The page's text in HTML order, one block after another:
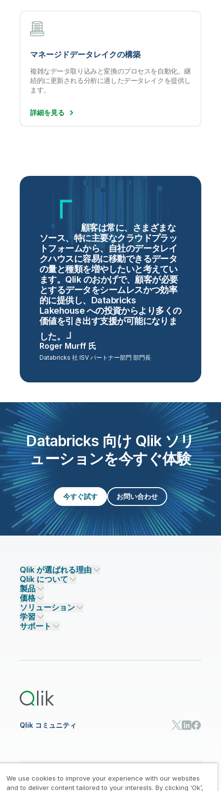
マネージドデータレイクの構築
複雑なデータ取り込みと変換のプロセスを自動化。継
続的に更新される分析に適したデータレイクを提供し
ます。
詳細を見る
顧客は常に、さまざまな
ソース、特に主要なクラウドプラッ
トフォームから、自社のデータレイ
クハウスに容易に移動できるデータ
の量と種類を増やしたいと考えてい
ます。Qlik のおかげで、顧客が必要
とするデータをシームレスかつ効率
的に提供し、Databricks
Lakehouse への投資からより多くの
価値を引き出す支援が可能になりま
した。
Roger Murff 氏
Databricks 社 ISV パートナー部門 部門長
Databricks 向け Qlik ソリ
ューションを今すぐ体験
今すぐ試す お問い合わせ
Qlik が選ばれる理由
Qlik が選ばれる理由
信頼とセキュリティ
信頼とプライバシー
信頼と AI
主なテクノロジーパートナー
データソースとターゲット
Qlik について
企業情報
採用情報
ニュースルーム
事業所 / 連絡先
製品
データ統合とデータ品質
Qlik Talend
Qlik Talend Cloud
Talend Data Fabric
価格
データ統合
データ分析
AI / 機械学習
ソリューション
ソリューションパートナー
パートナー検索
学習
イベント
サポート
Qlik コミュニティ
We use cookies to improve your experience with our websites
and to deliver content tailored to your interests. By clicking ‘Ok’,